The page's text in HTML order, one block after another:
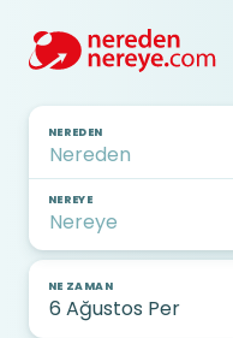
NEREDEN
NEREYE
NE ZAMAN